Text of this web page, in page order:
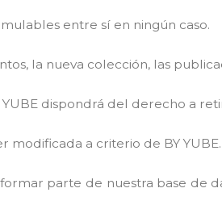
entre sí en ningún caso.
la nueva colección, las
dispondrá del derecho a
modificada a criterio de BY YUBE.
parte de nuestra base